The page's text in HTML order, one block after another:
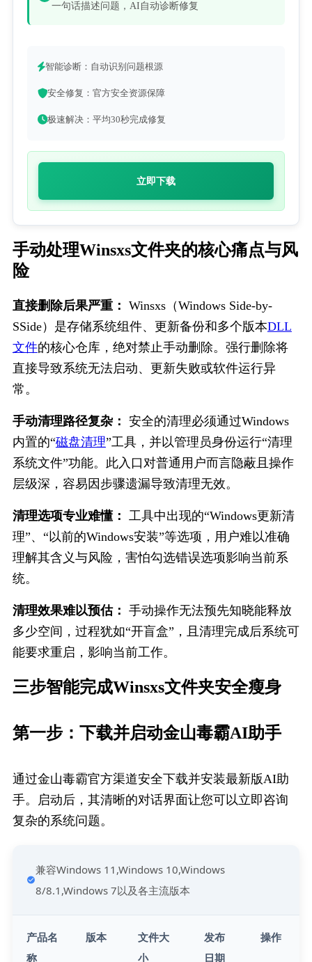
一句话描述问题，AI自动诊断修复
智能诊断：自动识别问题根源
安全修复：官方安全资源保障
极速解决：平均30秒完成修复
立即下载
手动处理Winsxs文件夹的核心痛点与风
险
直接删除后果严重： Winsxs（Windows Side-by-
SSide）是存储系统组件、更新备份和多个版本DLL
文件的核心仓库，绝对禁止手动删除。强行删除将
直接导致系统无法启动、更新失败或软件运行异
常。
手动清理路径复杂： 安全的清理必须通过Windows
内置的“磁盘清理”工具，并以管理员身份运行“清理
系统文件”功能。此入口对普通用户而言隐蔽且操作
层级深，容易因步骤遗漏导致清理无效。
清理选项专业难懂：
工具中出现的“Windows更新清
理”、“以前的Windows安装”等选项，用户难以准确
理解其含义与风险，害怕勾选错误选项影响当前系
统。
清理效果难以预估： 手动操作无法预先知晓能释放
多少空间，过程犹如“开盲盒”，且清理完成后系统可
能要求重启，影响当前工作。
三步智能完成Win​sxs文件夹安全瘦身
第一步：下载并启动​金山毒霸AI助手
通过金山毒霸官方渠道安全下载并安装最新版AI助
手。启动后，其清晰的对话界面让您可以立即咨询
复杂的系统问题。
兼容Windows 11,Windows 10,Windows
8/8.1,Windows 7以及各主流版本
产品名
称
版本
文件大
小
发布
日期
操作